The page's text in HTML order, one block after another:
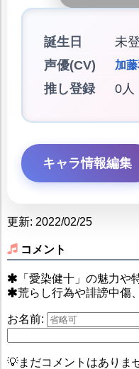
誕生日
未
声優(CV)
加
推し登録 0人
キャラ情報編集
更新: 2022/02/25
コメント
「愛染健十」の魅力や
荒らし行為や誹謗中傷
お名前:
💡まだコメントはありま